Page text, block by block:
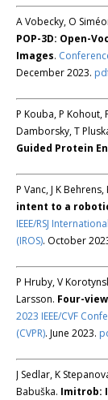
A Vobecky, O
POP-3D: Open-
Images.
December 2023.
P Kouba, P Kohout,
Damborsky, T
Guided Protein
P Vanc, J K
intent to a
IEEE/RSJ
(IROS). October
P Hruby, V
Larsson. Four-
2023 IEEE/CVF
(CVPR). June 2023.
J Sedlar, K
Babuška. Imitrob: